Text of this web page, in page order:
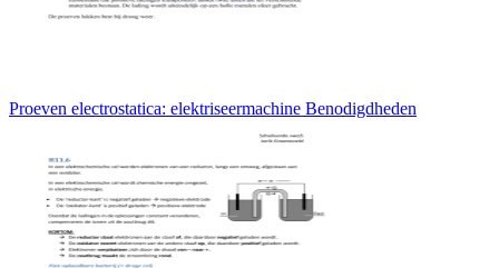
Proeven electrostatica: elektriseermachine Benodigdheden